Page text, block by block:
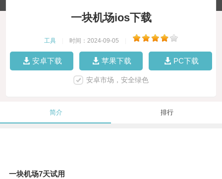
一块机场ios下载
工具 时间：2024-09-05
安卓下载 苹果下载 PC下载
安卓市场，安全绿色
简介 排行
一块机场7天试用